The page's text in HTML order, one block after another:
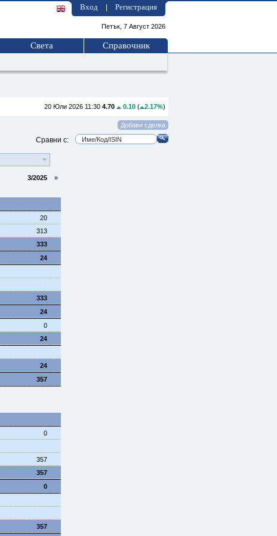
Вход Регистрация
Петък, 7 Август 2026
Света Справочник
20 Юли 2026 11:30 4.70 0.10 ( 2.17%)
Сравни с:
3/2025 »
20
313
333
24
333
24
0
24
24
357
0
357
357
0
357